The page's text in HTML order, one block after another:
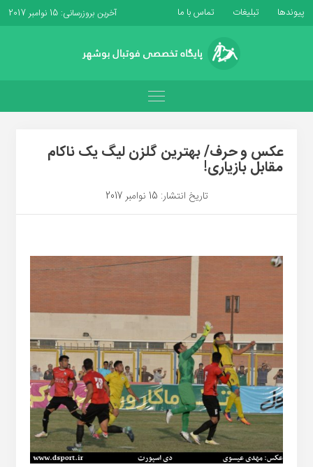
پیوندها تبلیغات تماس با ما آخرین بروزرسانی: 15 نوامبر 2017
عکس و حرف/ بهترین گلزن لیگ یک ناکام
مقابل بازیاری!
تاریخ انتشار: 15 نوامبر 2017